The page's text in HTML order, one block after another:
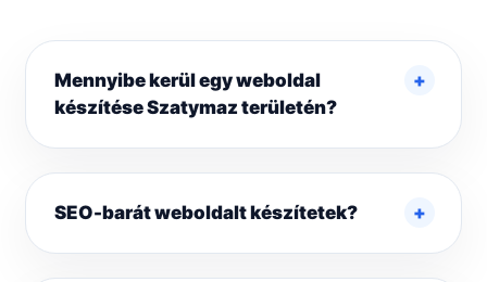
Mennyibe kerül egy weboldal
készítése Szatymaz területén?
SEO-barát weboldalt készítetek?